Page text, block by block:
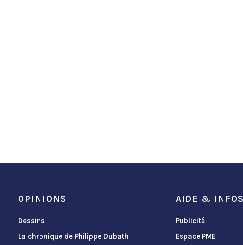
OPINIONS
Dessins
La chronique de Philippe Dubath
AIDE & INFOS
Publicité
Espace PME